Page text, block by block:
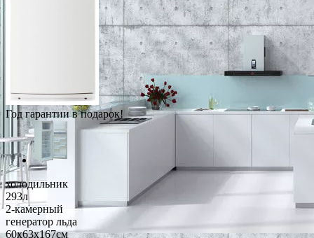
Год гарантии в подарок!
холодильник
293л
2-камерный
генератор льда
60x63x167см